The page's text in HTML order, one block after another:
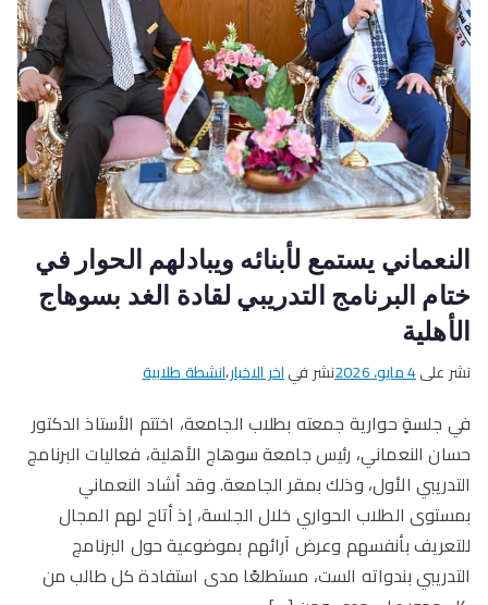
النعماني يستمع لأبنائه ويبادلهم الحوار في
ختام البرنامج التدريبي لقادة الغد بسوهاج
الأهلية
نشر على4 مايو، 2026 نشر فياخر الاخبار،انشطة طلابية
في جلسةٍ حوارية جمعته بطلاب الجامعة، اختتم الأستاذ الدكتور
حسان النعماني، رئيس جامعة سوهاج الأهلية، فعاليات البرنامج
التدريبي الأول، وذلك بمقر الجامعة. وقد أشاد النعماني
بمستوى الطلاب الحواري خلال الجلسة، إذ أتاح لهم المجال
للتعريف بأنفسهم وعرض آرائهم بموضوعية حول البرنامج
التدريبي بندواته الست، مستطلعًا مدى استفادة كل طالب من